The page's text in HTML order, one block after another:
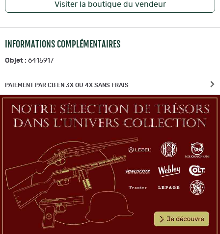
Visiter la boutique du vendeur
INFORMATIONS COMPLÉMENTAIRES
Objet : 6415917
PAIEMENT PAR CB EN 3X OU 4X SANS FRAIS